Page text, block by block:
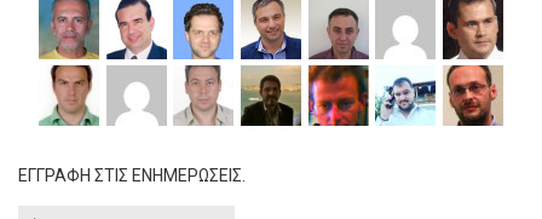
ΕΓΓΡΑΦΗ ΣΤΙΣ ΕΝΗΜΕΡΩΣΕΙΣ.